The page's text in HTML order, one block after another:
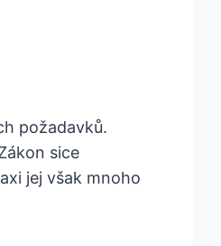
požadavků.
sice
jej však mnoho